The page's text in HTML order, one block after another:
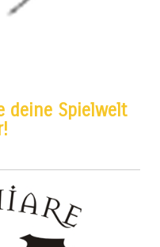
deine Spielwelt